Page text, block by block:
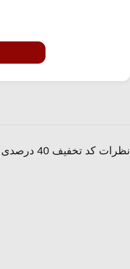
نظرات کد تخفیف 40 درصدی خرید اشتراک آپارات کودک